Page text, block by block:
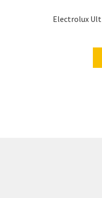
Electrolux